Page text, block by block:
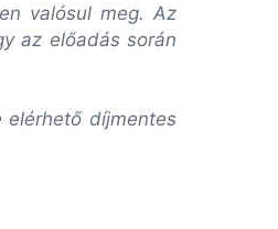
valósul meg. Az
az előadás során
elérhető díjmentes